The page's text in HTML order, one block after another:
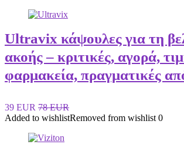
Ultravix κάψουλες για τη
ακοής – κριτικές, αγορά,
φαρμακεία, πραγματικές
39 EUR 78 EUR
Added to wishlistRemoved from wishlist 0